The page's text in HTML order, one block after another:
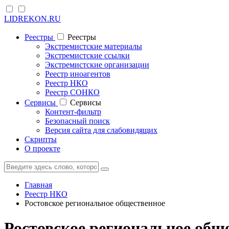
LIDREKON.RU
Реестры
Реестры
Экстремистские материалы
Экстремистские ссылки
Экстремистские организации
Реестр иноагентов
Реестр НКО
Реестр СОНКО
Cервисы
Cервисы
Контент-фильтр
Безопасный поиск
Версия сайта для слабовидящих
Скрипты
О проекте
Главная
Реестр НКО
Ростовское региональное общественное